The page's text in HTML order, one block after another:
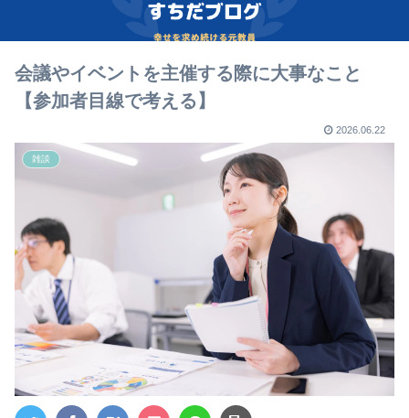
会議やイベントを主催する際に大事なこと
【参加者目線で考える】
2026.06.22
雑談